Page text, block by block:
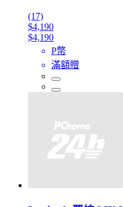
(17)
$4,190
$4,190
P幣
滿額贈